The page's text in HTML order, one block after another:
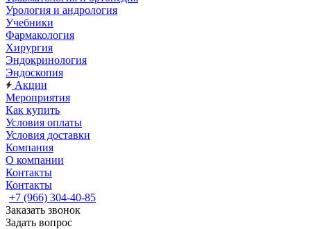
Урология и андрология
Учебники
Фармакология
Хирургия
Эндокринология
Эндоскопия
Акции
Мероприятия
Как купить
Условия оплаты
Условия доставки
Компания
О компании
Контакты
Контакты
+7 (966) 304-40-85
Заказать звонок
Задать вопрос